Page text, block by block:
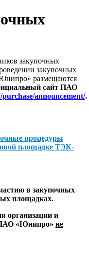
закупочных
закупочных
размещаются
сайт ПАО
announcement/.
процедуры
площадке ТЭК-
в закупочных
площадках.
организации и
ПАО «Юнипро» не